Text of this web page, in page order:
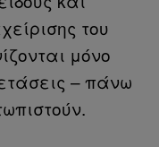
του
μόνο
– πάνω